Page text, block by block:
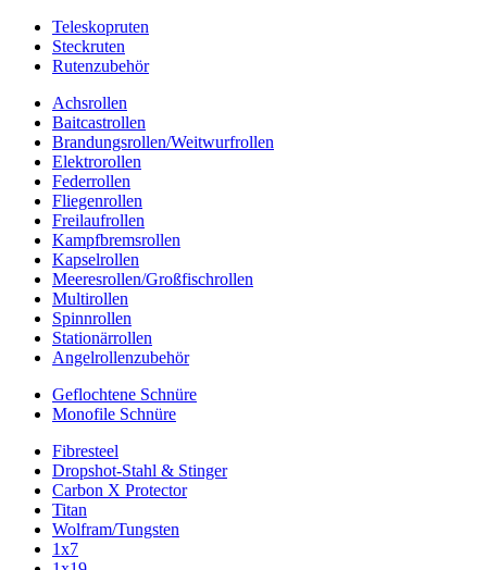
Teleskopruten
Steckruten
Rutenzubehör
Achsrollen
Baitcastrollen
Brandungsrollen/Weitwurfrollen
Elektrorollen
Federrollen
Fliegenrollen
Freilaufrollen
Kampfbremsrollen
Kapselrollen
Meeresrollen/Großfischrollen
Multirollen
Spinnrollen
Stationärrollen
Angelrollenzubehör
Geflochtene Schnüre
Monofile Schnüre
Fibresteel
Dropshot-Stahl & Stinger
Carbon X Protector
Titan
Wolfram/Tungsten
1x7